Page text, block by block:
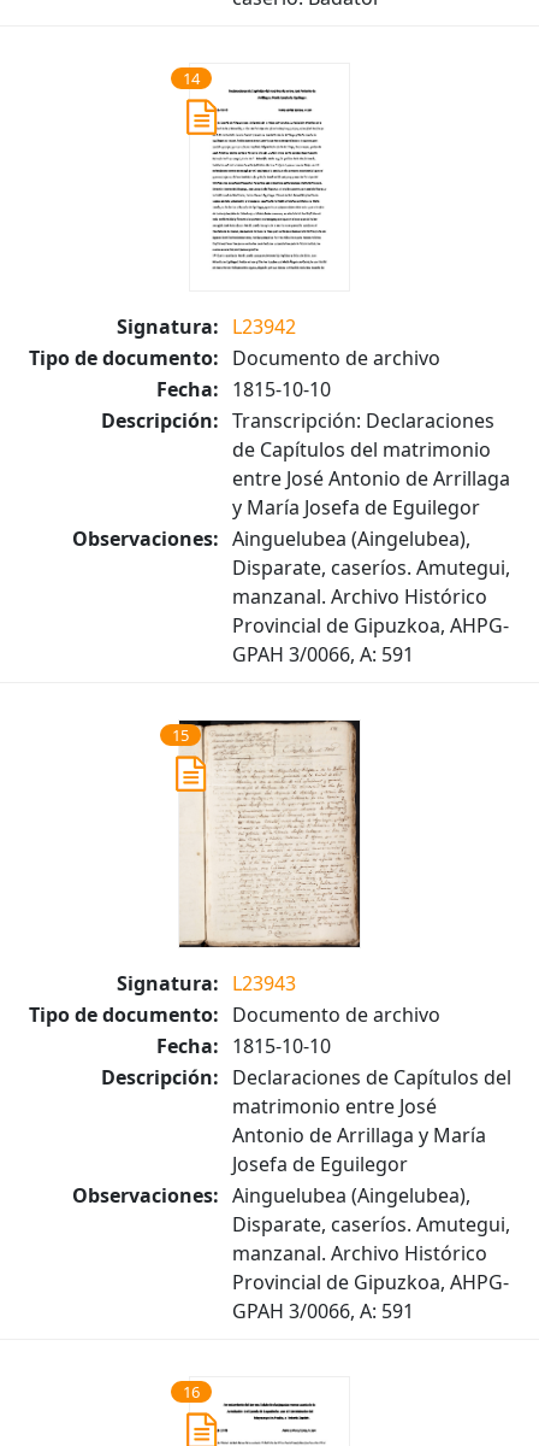
14
Signatura: L23942
Tipo de documento: Documento de archivo
Fecha: 1815-10-10
Descripción: Transcripción: Declaraciones
de Capítulos del matrimonio
entre José Antonio de Arrillaga
y María Josefa de Eguilegor
Observaciones: Ainguelubea (Aingelubea),
Disparate, caseríos. Amutegui,
manzanal. Archivo Histórico
Provincial de Gipuzkoa, AHPG-
GPAH 3/0066, A: 591
15
Signatura: L23943
Tipo de documento: Documento de archivo
Fecha: 1815-10-10
Descripción: Declaraciones de Capítulos del
matrimonio entre José
Antonio de Arrillaga y María
Josefa de Eguilegor
Observaciones: Ainguelubea (Aingelubea),
Disparate, caseríos. Amutegui,
manzanal. Archivo Histórico
Provincial de Gipuzkoa, AHPG-
GPAH 3/0066, A: 591
16